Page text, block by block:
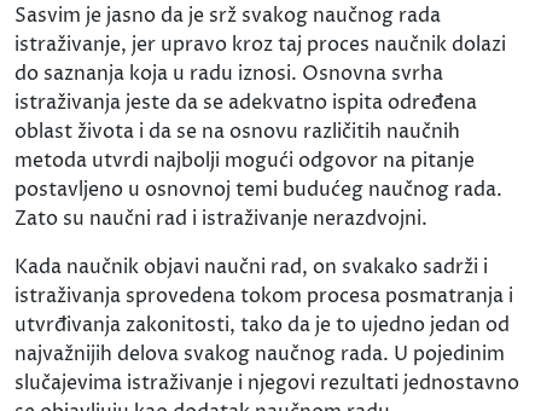
Sasvim je jasno da je srž svakog naučnog rada
istraživanje, jer upravo kroz taj proces naučnik dolazi
do saznanja koja u radu iznosi. Osnovna svrha
istraživanja jeste da se adekvatno ispita određena
oblast života i da se na osnovu različitih naučnih
metoda utvrdi najbolji mogući odgovor na pitanje
postavljeno u osnovnoj temi budućeg naučnog rada.
Zato su naučni rad i istraživanje nerazdvojni.
Kada naučnik objavi naučni rad, on svakako sadrži i
istraživanja sprovedena tokom procesa posmatranja i
utvrđivanja zakonitosti, tako da je to ujedno jedan od
najvažnijih delova svakog naučnog rada. U pojedinim
slučajevima istraživanje i njegovi rezultati jednostavno